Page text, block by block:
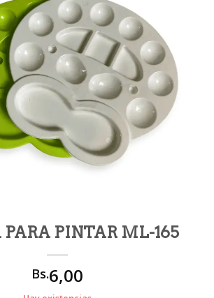
PARA PINTAR ML-165
Bs.6,00